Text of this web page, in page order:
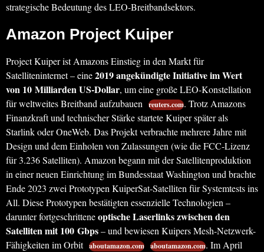
strategische Bedeutung des LEO-Breitbandsektors.
Amazon Project Kuiper
Project Kuiper ist Amazons Einstieg in den Markt für
Satelliteninternet – eine2019 angekündigte Initiative im Wert
von 10 Milliarden US-Dollar, um eine große LEO-Konstellation
für weltweites Breitband aufzubauen reuters.com. Trotz Amazons
Finanzkraft und technischer Stärke startete Kuiper später als
Starlink oder OneWeb. Das Projekt verbrachte mehrere Jahre mit
Design und dem Einholen von Zulassungen (wie die FCC-Lizenz
für 3.236 Satelliten). Amazon begann mit der Satellitenproduktion
in einer neuen Einrichtung im Bundesstaat Washington und brachte
Ende 2023 zwei Prototypen KuiperSat-Satelliten für Systemtests ins
All. Diese Prototypen bestätigten essenzielle Technologien –
darunter fortgeschritteneoptische Laserlinks zwischen den
Satelliten mit 100 Gbps– und bewiesen Kuipers Mesh-Netzwerk-
Fähigkeiten im Orbit aboutamazon.com aboutamazon.com. Im April